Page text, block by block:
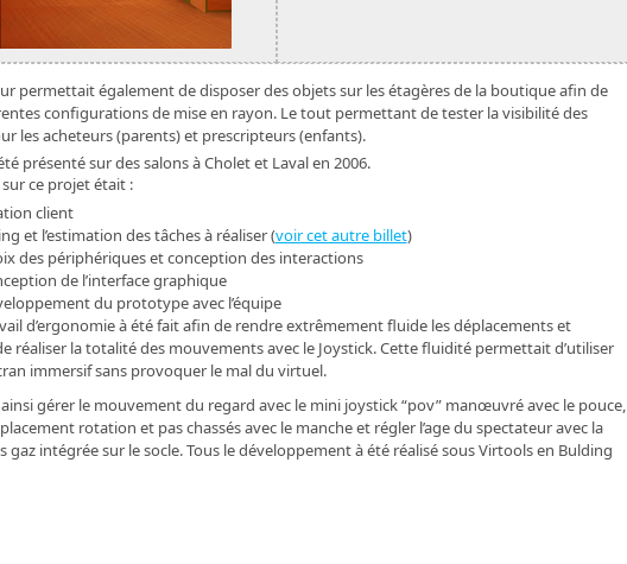
permettait également de disposer des objets sur les étagères de la boutique afin de
configurations de mise en rayon. Le tout permettant de tester la visibilité des
les acheteurs (parents) et prescripteurs (enfants).
présenté sur des salons à Cholet et Laval en 2006.
ce projet était :
client
et l’estimation des tâches à réaliser (voir cet autre billet)
des périphériques et conception des interactions
de l’interface graphique
du prototype avec l’équipe
d’ergonomie à été fait afin de rendre extrêmement fluide les déplacements et
réaliser la totalité des mouvements avec le Joystick. Cette fluidité permettait d’utiliser
immersif sans provoquer le mal du virtuel.
gérer le mouvement du regard avec le mini joystick “pov” manœuvré avec le pouce,
rotation et pas chassés avec le manche et régler l’age du spectateur avec la
gaz intégrée sur le socle. Tous le développement à été réalisé sous Virtools en Bulding